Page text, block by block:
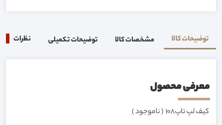
توضیحات کالا مشخصات کالا توضیحات تکمیلی نظرات
معرفی محصول
کیف لپ تاپ108 ( ناموجود )